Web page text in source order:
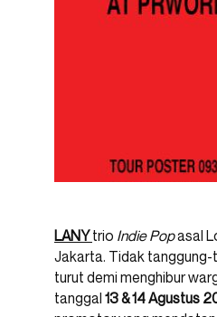
LANYtrio Indie Popasal
Jakarta. Tidak tanggung-
turut demi menghibur
tanggal 13 & 14 Agustus